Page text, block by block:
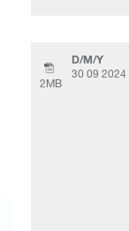
2MB
D/M/Y
30 09 2024